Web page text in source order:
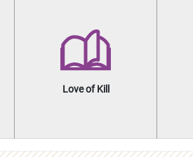
Love of Kill